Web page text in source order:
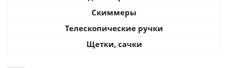
Скиммеры
Телескопические ручки
Щетки, сачки